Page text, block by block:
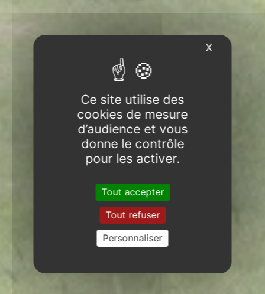
Ce site utilise des
cookies de mesure
d’audience et vous
donne le contrôle
pour les activer.
Tout accepter
Tout refuser
Personnaliser
X Masquer